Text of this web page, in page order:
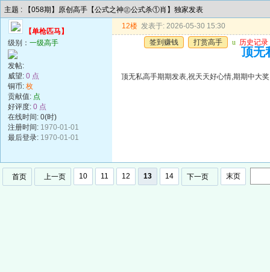
主题 : 【058期】原创高手【公式之神㊣公式杀①肖】独家发表
【单枪匹马】
级别： 一级高手
发帖:
威望: 0 点
铜币: 枚
贡献值: 点
好评度: 0 点
在线时间: 0(时)
注册时间: 1970-01-01
最后登录: 1970-01-01
12楼 发表于: 2026-05-30 15:30
签到赚钱
打赏高手 u 历史记录
顶无
顶无私高手期期发表,祝天天好心情,期期中大
首页 上一页 10 11 12 13 14 下一页 末页